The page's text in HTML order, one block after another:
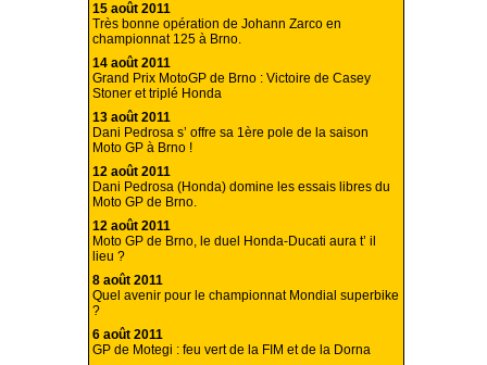
15 août 2011
Très bonne opération de Johann Zarco en
championnat 125 à Brno.
14 août 2011
Grand Prix MotoGP de Brno : Victoire de Casey
Stoner et triplé Honda
13 août 2011
Dani Pedrosa s’ offre sa 1ère pole de la saison
Moto GP à Brno !
12 août 2011
Dani Pedrosa (Honda) domine les essais libres du
Moto GP de Brno.
12 août 2011
Moto GP de Brno, le duel Honda-Ducati aura t’ il
lieu ?
8 août 2011
Quel avenir pour le championnat Mondial superbike
?
6 août 2011
GP de Motegi : feu vert de la FIM et de la Dorna